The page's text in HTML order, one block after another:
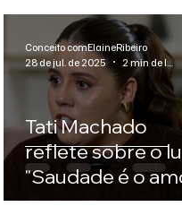
Tati Machado
reflete sobre o
"Saudade é o
que fica"
Conceito comElaineRibeiro
28 de jul. de 2025
2 min de leitura